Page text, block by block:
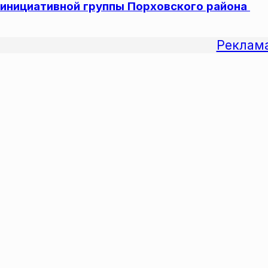
инициативной группы Порховского района